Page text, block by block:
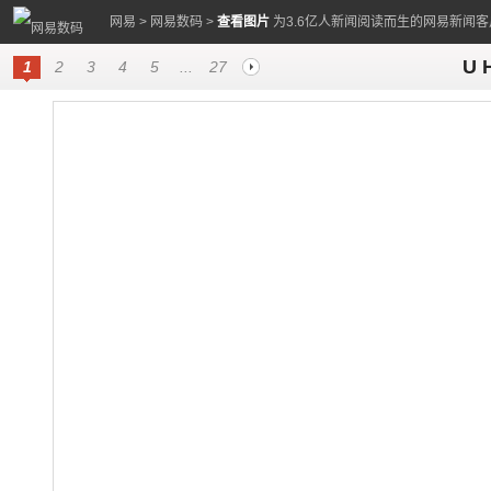
网易 > 网易数码 > 查看图片 为3.6亿人新闻阅读而生的网易新闻
1 2 3 4 5 27 U